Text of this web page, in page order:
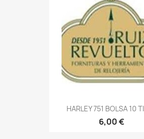
HARLEY 751 BOLSA 10
6,00 €